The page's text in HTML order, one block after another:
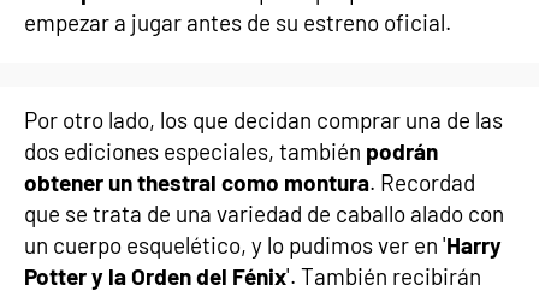
empezar a jugar antes de su estreno oficial.
Por otro lado, los que decidan comprar una de las
dos ediciones especiales, también podrán
obtener un thestral como montura. Recordad
que se trata de una variedad de caballo alado con
un cuerpo esquelético, y lo pudimos ver en 'Harry
Potter y la Orden del Fénix'. También recibirán